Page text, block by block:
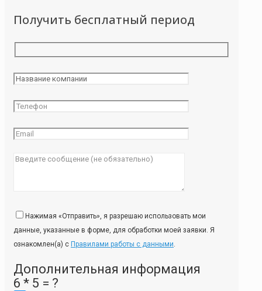
Получить бесплатный период
Нажимая «Отправить», я разрешаю использовать мои
данные, указанные в форме, для обработки моей заявки. Я
ознакомлен(а) с Правилами работы с данными.
Дополнительная информация
6 * 5 = ?